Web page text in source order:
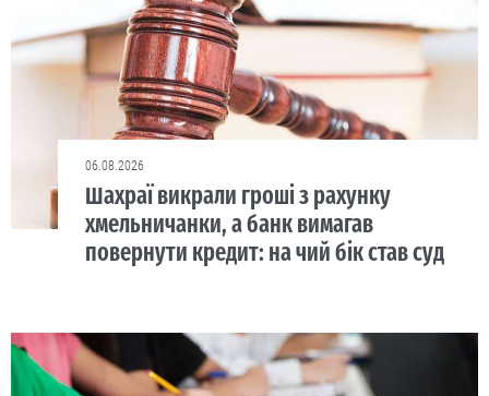
06.08.2026
Шахраї викрали гроші з рахунку
хмельничанки, а банк вимагав
повернути кредит: на чий бік став суд